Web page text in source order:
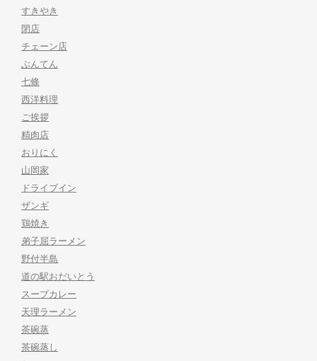
すきやき
閉店
チェーン店
ぶんてん
七條
西洋料理
ご挨拶
精肉店
おりにく
山岡家
ドライブイン
ザンギ
鶏焼き
弟子屈ラーメン
野付半島
道の駅おだいとう
スープカレー
天理ラーメン
茶碗蒸
茶碗蒸し